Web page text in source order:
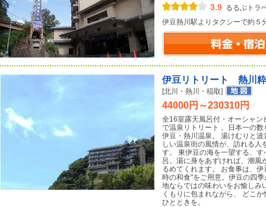
3.9 るるぶトラ
伊豆熱川駅よりタクシーで約５
伊豆リトリート 熱川
[北川・熱川・稲取]
44000円～230310円
全16室露天風呂付・オーシャ
で温泉リトリート 。日本一の
伊豆・熱川温泉。 湯けむりと
しい温泉街の風情が、訪れる
す。 東伊豆の海を一望する、
呂。湯に身をあずければ、潮風
るめてくれます。 お食事は、
時の和食"をご用意。伊豆の四
地ならではの味わいをお愉しみ
くもりに包まれながら、 どこ
ひとときを。